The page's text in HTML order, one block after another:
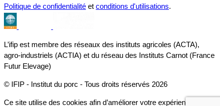
Politique de confidentialité et conditions d'utilisations.
L’ifip est membre des réseaux des instituts agricoles (ACTA),
agro-industriels (ACTIA) et du réseau des Instituts Carnot (France
Futur Elevage)
© IFIP - Institut du porc - Tous droits réservés 2026
Ce site utilise des cookies afin d’améliorer votre expérience